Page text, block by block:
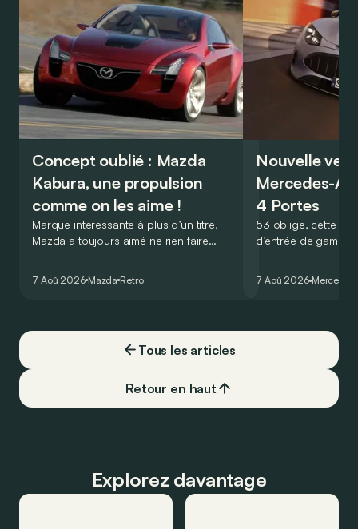
Concept oublié : Mazda
Kabura, une propulsion
comme on les aime !
Marque intéressante à plus d’un titre,
Mazda a toujours aimé ne rien faire
de la plus belle des manières…
7 Aoû 2026 Mazda Retro
Nouvelle
Mercedes-
4 Portes
53 oblige, cette
d’entrée de
moins…
7 Aoû 2026 Mercedes
Tous les articles
Retour en haut
Explorez davantage